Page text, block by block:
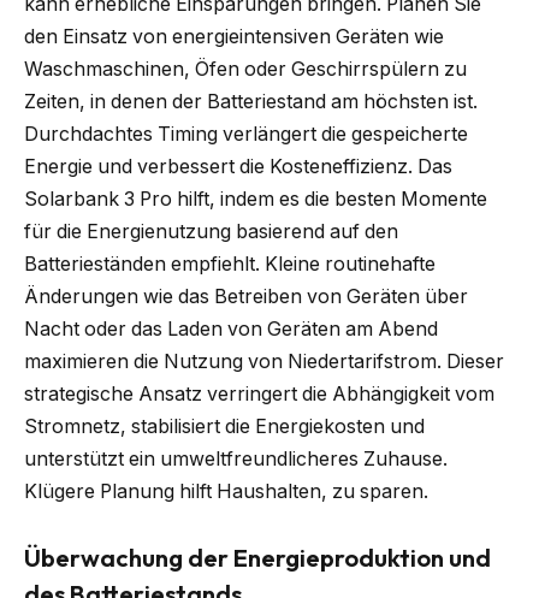
den Einsatz von energieintensiven Geräten wie
Waschmaschinen, Öfen oder Geschirrspülern zu
Zeiten, in denen der Batteriestand am höchsten ist.
Durchdachtes Timing verlängert die gespeicherte
Energie und verbessert die Kosteneffizienz. Das
Solarbank 3 Pro hilft, indem es die besten Momente
für die Energienutzung basierend auf den
Batterieständen empfiehlt. Kleine routinehafte
Änderungen wie das Betreiben von Geräten über
Nacht oder das Laden von Geräten am Abend
maximieren die Nutzung von Niedertarifstrom. Dieser
strategische Ansatz verringert die Abhängigkeit vom
Stromnetz, stabilisiert die Energiekosten und
unterstützt ein umweltfreundlicheres Zuhause.
Klügere Planung hilft Haushalten, zu sparen.
Überwachung der Energieproduktion und